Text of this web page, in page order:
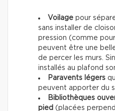
Voilage pour
sans installer de
pression (comme
peuvent être une
de percer les murs.
installés au plafond
Paravents légers
peuvent apporter du
Bibliothèques
pied (placées